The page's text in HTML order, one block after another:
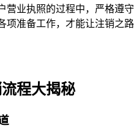
营业执照的过程中，严格遵守
项准备工作，才能让注销之路
程大揭秘